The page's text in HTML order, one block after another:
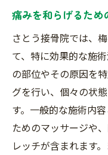
痛みを和らげるため
さとう接骨院では、
て、特に効果的な施
の部位やその原因を
グを行い、個々の状
す。一般的な施術内
ためのマッサージや
レッチが含まれます